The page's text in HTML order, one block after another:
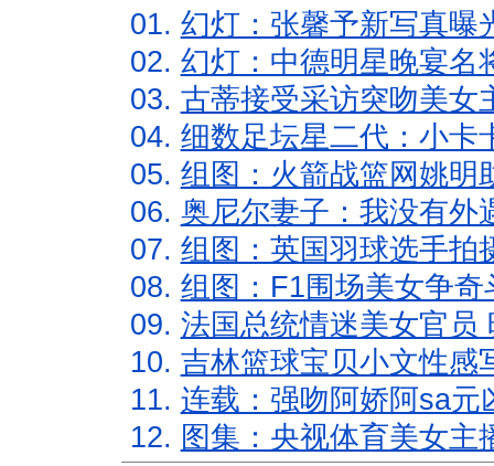
01. 幻灯：张馨予新写真曝
02. 幻灯：中德明星晚宴名
03. 古蒂接受采访突吻美女
04. 细数足坛星二代：小卡
05. 组图：火箭战篮网姚明
06. 奥尼尔妻子：我没有外
07. 组图：英国羽球选手拍
08. 组图：F1围场美女争
09. 法国总统情迷美女官员
10. 吉林篮球宝贝小文性感
11. 连载：强吻阿娇阿sa元
12. 图集：央视体育美女主